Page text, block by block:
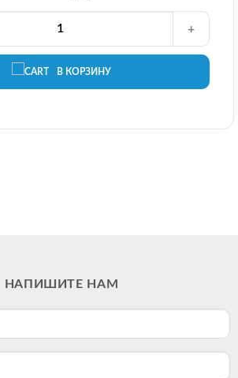
В КОРЗИНУ
+
НАПИШИТЕ НАМ